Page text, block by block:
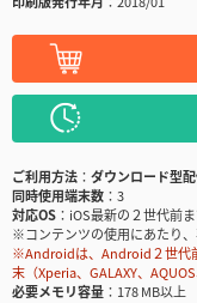
ご利用方法
ダウンロード型
同時使用端末数
3
対応OS
iOS最新の２世代前
※コンテンツの使用にあたり
※Androidは、Android２世代
末（Xperia、GALAXY、
必要メモリ容量
178 MB以上